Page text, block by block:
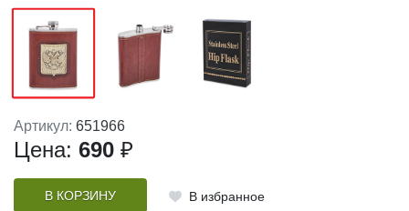
Артикул: 651966
Цена: 690 ₽
В КОРЗИНУ В избранное